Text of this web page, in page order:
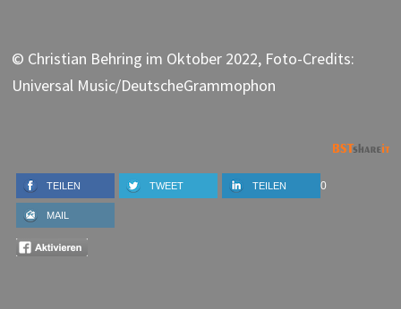
© Christian Behring im Oktober 2022, Foto-Credits:
Universal Music/DeutscheGrammophon
TEILEN TWEET 0
TEILEN
MAIL